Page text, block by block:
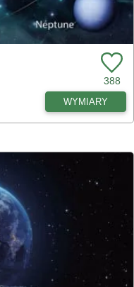
388
WYMIARY